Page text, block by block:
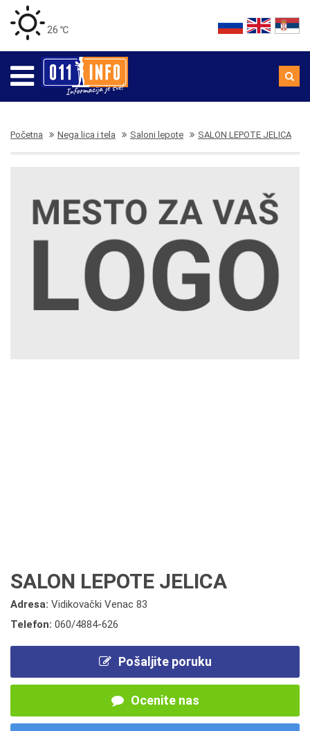
26 ℃
Početna Nega lica i tela Saloni lepote SALON LEPOTE JELICA
SALON LEPOTE JELICA
Adresa: Vidikovački Venac 83
Telefon: 060/4884-626
Pošaljite poruku
Ocenite nas